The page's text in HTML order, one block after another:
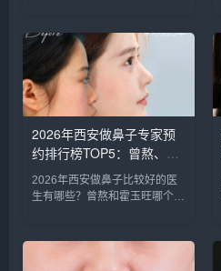
芝、唐喜、李娟、朱怡梦。徐建
平和张歌医生是咨询和预约最多
的医生，咨询预约添加微信号：
bia...
2026年西安做鼻子专家预
约排行榜TOP5：曾熬、霍
玉旺、房志强、蒋立、刘宝
军哪个更好？
2026年西安做鼻子比较好的医
生有哪些？曾熬和霍玉旺哪个更
立、刘宝军等，医生的技术都很
靠谱，案例也非常多，对比的